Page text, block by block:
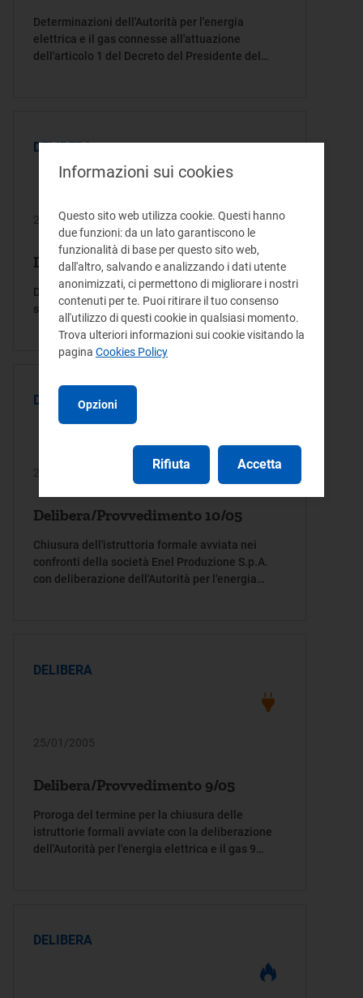
Determinazioni dell'Autorità per l'energia
elettrica e il gas connesse all'attuazione
dell'articolo 1 del Decreto del Presidente del
DELIBERA
27/01/2005
Delibera/Provvedimento 11/05
Disposizioni per la remunerazione della riserva
secondaria e terziaria per il primo semestre 2003
DELIBERA
27/01/2005
Delibera/Provvedimento 10/05
Chiusura dell'istruttoria formale avviata nei
confronti della società Enel Produzione S.p.A.
con deliberazione dell'Autorità per l'energia
DELIBERA
25/01/2005
Delibera/Provvedimento 9/05
Proroga del termine per la chiusura delle
istruttorie formali avviate con la deliberazione
dell'Autorità per l'energia elettrica e il gas 9
DELIBERA
Informazioni sui cookies
Questo sito web utilizza cookie. Questi hanno
due funzioni: da un lato garantiscono le
funzionalità di base per questo sito web,
dall'altro, salvando e analizzando i dati utente
anonimizzati, ci permettono di migliorare i nostri
contenuti per te. Puoi ritirare il tuo consenso
all'utilizzo di questi cookie in qualsiasi momento.
Trova ulteriori informazioni sui cookie visitando la
pagina Cookies Policy
Opzioni
Rifiuta Accetta